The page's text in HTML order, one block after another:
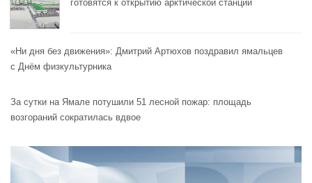
готовятся к открытию арктической станции
«Ни дня без движения»: Дмитрий Артюхов поздравил ямальцев
с Днём физкультурника
За сутки на Ямале потушили 51 лесной пожар: площадь
возгораний сократилась вдвое